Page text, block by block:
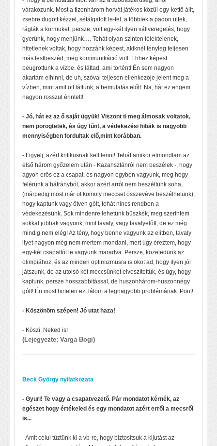
várakozunk. Most a tizenhárom horvát játékos közül egy-kettő állt,
zsebre dugott kézzel, sétálgatott le-fel, a többiek a padon ültek,
rágták a körmüket, persze, volt egy-két ilyen vállveregetés, hogy
gyerünk, hogy menjünk…. Tehát olyan szinten lélektelenek,
hitetlenek voltak, hogy hozzánk képest, akiknél tényleg teljesen
más testbeszéd, meg kommunikáció volt. Ehhez képest
beugrottunk a vízbe, és láttad, ami történt! Én sem nagyon
akartam elhinni, de uh, szóval teljesen ellenkezője jelent meg a
vízben, mint amit ott láttunk, a bemutatás előtt. Na, hát ez engem
nagyon rosszul érintett!
- Jó, hát ez az ő saját ügyük! Viszont ti meg álmosak voltatok,
nem pörögtetek, és úgy tűnt, a védekezési hibák is nagyobb
mennyiségben fordultak elő,mint korábban.
- Figyelj, azért kritikusnak kell lenni! Tehát amikor elmondtam az
első három győzelem után - Kazahsztánról nem beszélek -, hogy
agyon erős ez a csapat, és nagyon egyben vagyunk, meg hogy
felérünk a hátrányból, akkor azért arról nem beszéltünk soha,
(márpedig most már öt komoly meccset összevéve beszélhetünk),
hogy kaptunk vagy ötven gólt, tehát nincs rendben a
védekezésünk. Sok mindenre lehetünk büszkék, meg szerintem
sokkal jobbak vagyunk, mint tavaly, vagy tavalyelőtt, de ez még
mindig nem elég! Az tény, hogy benne vagyunk az elitben, tavaly
ilyet nagyon még nem mertem mondani, mert úgy éreztem, hogy
egy-két csapattól le vagyunk maradva. Persze, közeledünk az
olimpiához, és az minden optimizmusra is okot ad, hogy ilyen jól
játszunk, de az utolsó két meccsünket elveszítettük, és úgy, hogy
kaptunk, persze hosszabbítással, de huszonhárom-huszonnégy
gólt! Én most hirtelen ezt látom a legnagyobb problémának. Pont!
- Köszönöm szépen! Jó utat haza!
- Köszi, Neked is!
(Lejegyezte: Varga Bogi)
Beck György nyilatkozata
- Gyuri! Te vagy a csapatvezető. Pár mondatot kérnék, az
egészet hogy értékeled és egy mondatot azért erről a mecsről
is...
- Amit célul tűztünk ki a vb-re, hogy biztosítsuk a kijutást az